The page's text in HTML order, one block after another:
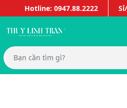
Hotline: 0947.88.2222